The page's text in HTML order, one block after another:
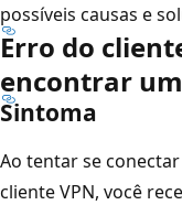
possíveis causas e
Erro do
encontrar
Sintoma
Ao tentar se
cliente VPN, você